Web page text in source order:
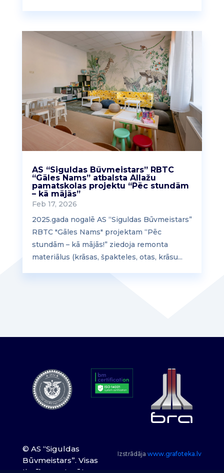
AS “Siguldas Būvmeistars” RBTC
“Gāles Nams” atbalsta Allažu
pamatskolas projektu “Pēc stundām
– kā mājās”
Feb 17, 2026
2025.gada nogalē AS “Siguldas Būvmeistars”
RBTC "Gāles Nams" projektam “Pēc
stundām – kā mājās!” ziedoja remonta
materiālus (krāsas, špakteles, otas, krāsu...
© AS “Siguldas
Būvmeistars”. Visas
Izstrādājawww.grafoteka.lv